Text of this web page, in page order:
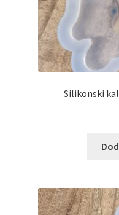
Silikonski